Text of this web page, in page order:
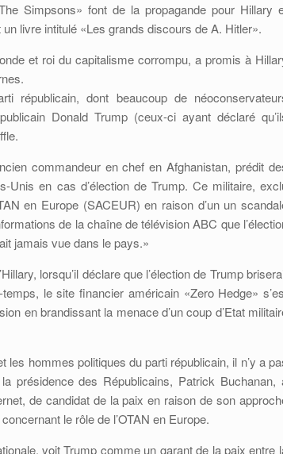
Simpsons» font de la propagande pour Hillary
livre intitulé «Les grands discours de A. Hitler».
et roi du capitalisme corrompu, a promis à
républicain, dont beaucoup de
Donald Trump (ceux-ci ayant déclaré
commandeur en chef en Afghanistan, prédit
Unis en cas d’élection de Trump. Ce militaire,
en Europe (SACEUR) en raison d’un un
de la chaîne de télévision ABC que
jamais vue dans le pays.»
lorsqu’il déclare que l’élection de Trump
le site financier américain «Zero Hedge»
en brandissant la menace d’un coup d’Etat
hommes politiques du parti républicain, il n’y a
présidence des Républicains, Patrick Buchanan,
de candidat de la paix en raison de son
le rôle de l’OTAN en Europe.
voit Trump comme un garant de la paix entre